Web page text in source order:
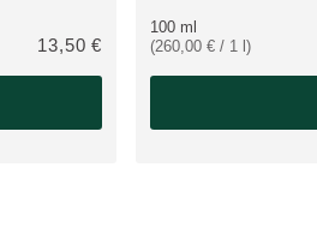
13,50 €
100 ml
(260,00 € / 1 l)